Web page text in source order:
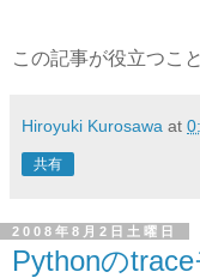
この記事が役立つこ
Hiroyuki Kurosawa at
共有
2008年8月2日土曜日
Pythonの